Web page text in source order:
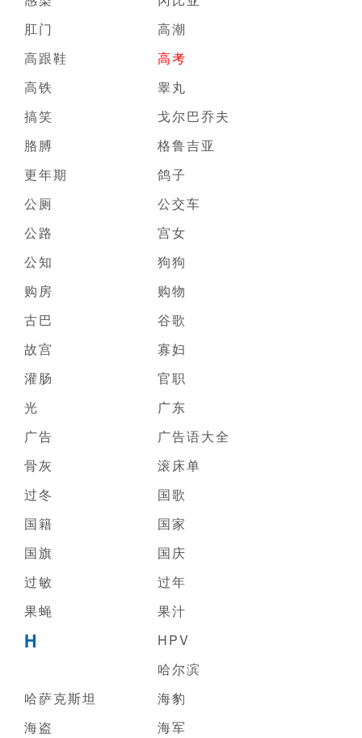
肛门
高潮
高跟鞋
高考
高铁
睾丸
搞笑
戈尔巴乔夫
胳膊
格鲁吉亚
更年期
鸽子
公厕
公交车
公路
宫女
公知
狗狗
购房
购物
古巴
谷歌
故宫
寡妇
灌肠
官职
光
广东
广告
广告语大全
骨灰
滚床单
过冬
国歌
国籍
国家
国旗
国庆
过敏
过年
果蝇
果汁
H
HPV
哈尔滨
哈萨克斯坦
海豹
海盗
海军